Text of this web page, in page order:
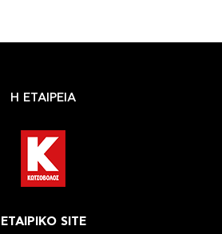
Η ΕΤΑΙΡΕΙΑ
ΕΤΑΙΡΙΚΟ SITE